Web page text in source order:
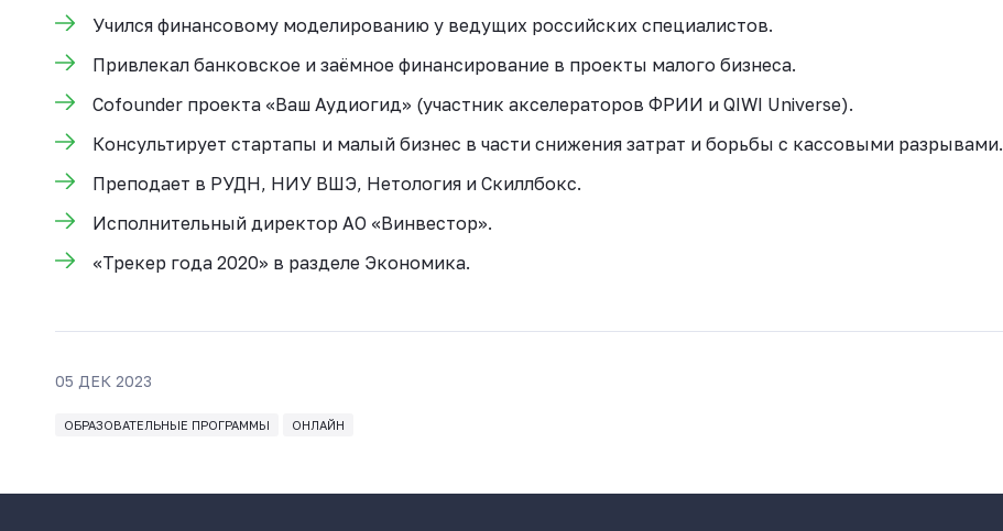
Учился финансовому моделированию у ведущих российских специалистов.
Привлекал банковское и заёмное финансирование в проекты малого бизнеса.
Cofounder проекта «Ваш Аудиогид» (участник акселераторов ФРИИ и QIWI Universe).
Консультирует стартапы и малый бизнес в части снижения затрат и борьбы с кассовыми разрывами.
Преподает в РУДН, НИУ ВШЭ, Нетология и Скиллбокс.
Исполнительный директор АО «Винвестор».
«Трекер года 2020» в разделе Экономика.
05 ДЕК 2023
ОБРАЗОВАТЕЛЬНЫЕ ПРОГРАММЫ ОНЛАЙН